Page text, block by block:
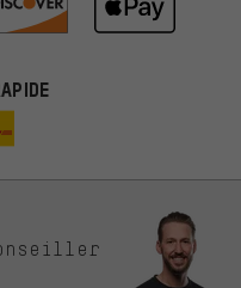
afficherons des offres plus